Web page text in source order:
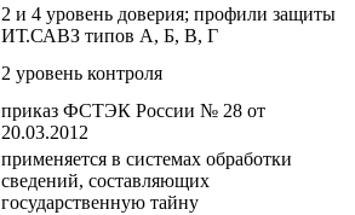
2 и 4 уровень доверия; профили защиты
ИТ.САВЗ типов А, Б, В, Г
2 уровень контроля
приказ ФСТЭК России № 28 от
20.03.2012
применяется в системах обработки
сведений, составляющих
государственную тайну